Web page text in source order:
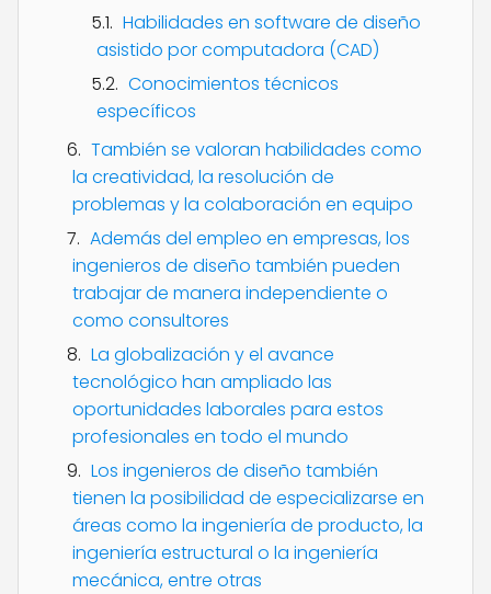
Habilidades en software de diseño
asistido por computadora (CAD)
Conocimientos técnicos
específicos
También se valoran habilidades como
la creatividad, la resolución de
problemas y la colaboración en equipo
Además del empleo en empresas, los
ingenieros de diseño también pueden
trabajar de manera independiente o
como consultores
La globalización y el avance
tecnológico han ampliado las
oportunidades laborales para estos
profesionales en todo el mundo
Los ingenieros de diseño también
tienen la posibilidad de especializarse en
áreas como la ingeniería de producto, la
ingeniería estructural o la ingeniería
mecánica, entre otras